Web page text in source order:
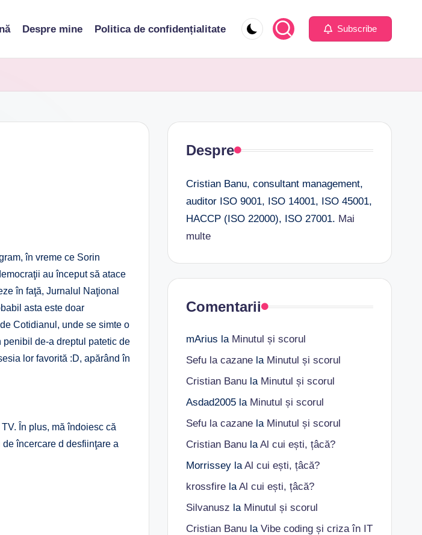
Despre mine Politica de confidențialitate Subscribe
în vreme ce Sorin
au început să atace
în faţă, Jurnalul Naţional
asta este doar
Cotidianul, unde se simte o
de-a dreptul patetic de
lor favorită :D, apărând în
În plus, mă îndoiesc că
încercare d desfiinţare a
Despre
Cristian Banu, consultant management,
auditor ISO 9001, ISO 14001, ISO 45001,
HACCP (ISO 22000), ISO 27001. Mai
multe
Comentarii
mArius la Minutul și scorul
Sefu la cazanela Minutul și scorul
Cristian Banula Minutul și scorul
Asdad2005la Minutul și scorul
Sefu la cazanela Minutul și scorul
Cristian BanulaAl cui ești, țâcă?
MorrisseylaAl cui ești, țâcă?
krossfirelaAl cui ești, țâcă?
Silvanusz la Minutul și scorul
Cristian Banula Vibe coding și criza în IT